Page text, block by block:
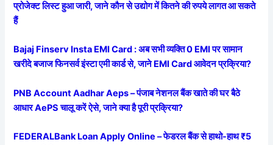
प्रोजेक्ट लिस्ट हुआ जारी, जाने कौन से उद्योग में कितने की रुपये लागत आ सकते
हैं
Bajaj Finserv Insta EMI Card : अब सभी व्यक्ति 0 EMI पर सामान
खरीदे बजाज फिनसर्व इंस्टा एमी कार्ड से, जाने EMI Card आवेदन प्रक्रिया?
PNB Account Aadhar Aeps – पंजाब नेशनल बैंक खाते की घर बैठे
आधार AePS चालू करें ऐसे, जाने क्या है पूरी प्रक्रिया?
FEDERALBank Loan Apply Online – फेडरल बैंक से हाथो-हाथ ₹5